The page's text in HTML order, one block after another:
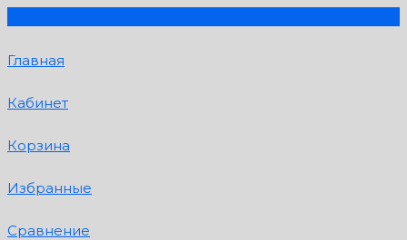
Главная
Кабинет
Корзина
Избранные
Сравнение